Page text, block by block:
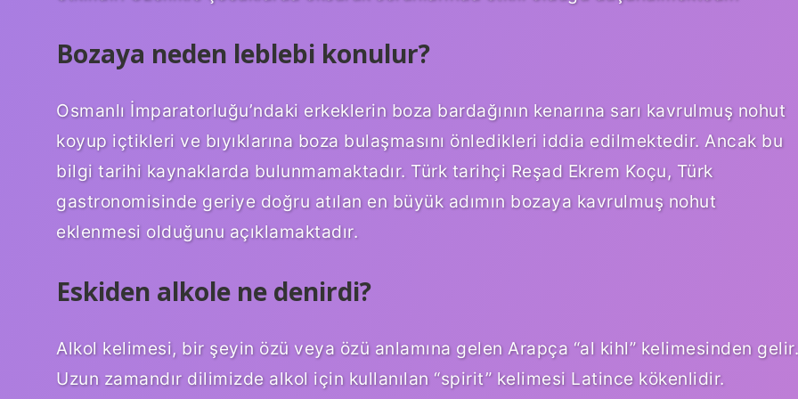
Bozaya neden leblebi konulur?
Osmanlı İmparatorluğu’ndaki erkeklerin boza bardağının kenarına sarı kavrulmuş nohut
koyup içtikleri ve bıyıklarına boza bulaşmasını önledikleri iddia edilmektedir. Ancak bu
bilgi tarihi kaynaklarda bulunmamaktadır. Türk tarihçi Reşad Ekrem Koçu, Türk
gastronomisinde geriye doğru atılan en büyük adımın bozaya kavrulmuş nohut
eklenmesi olduğunu açıklamaktadır.
Eskiden alkole ne denirdi?
Alkol kelimesi, bir şeyin özü veya özü anlamına gelen Arapça “al kihl” kelimesinden gelir.
Uzun zamandır dilimizde alkol için kullanılan “spirit” kelimesi Latince kökenlidir.